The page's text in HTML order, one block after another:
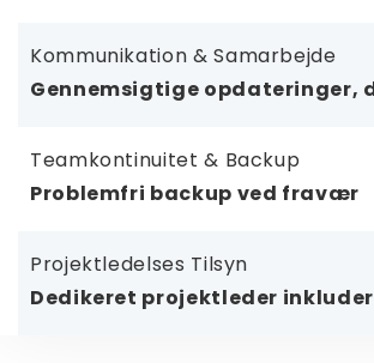
Kommunikation & Samarbejde
Gennemsigtige opdateringer,
Teamkontinuitet & Backup
Problemfri backup ved fravær
Projektledelses Tilsyn
Dedikeret projektleder